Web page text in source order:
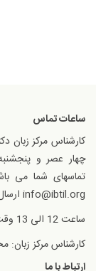
ساعات تماس
کارشناس مرکز زبان
تماسهای شما می
info@ibtil.org ارسال نمایید.
ساعت 12 الی 13 وقت نماز و نهار می باشد.
کارشناس مرکز زبان:
ارتباط با ما